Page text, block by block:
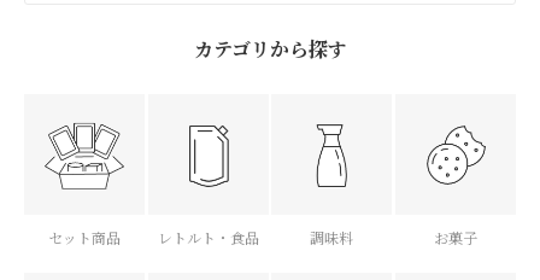
カテゴリから探す
セット商品 レトルト・食品 調味料 お菓子